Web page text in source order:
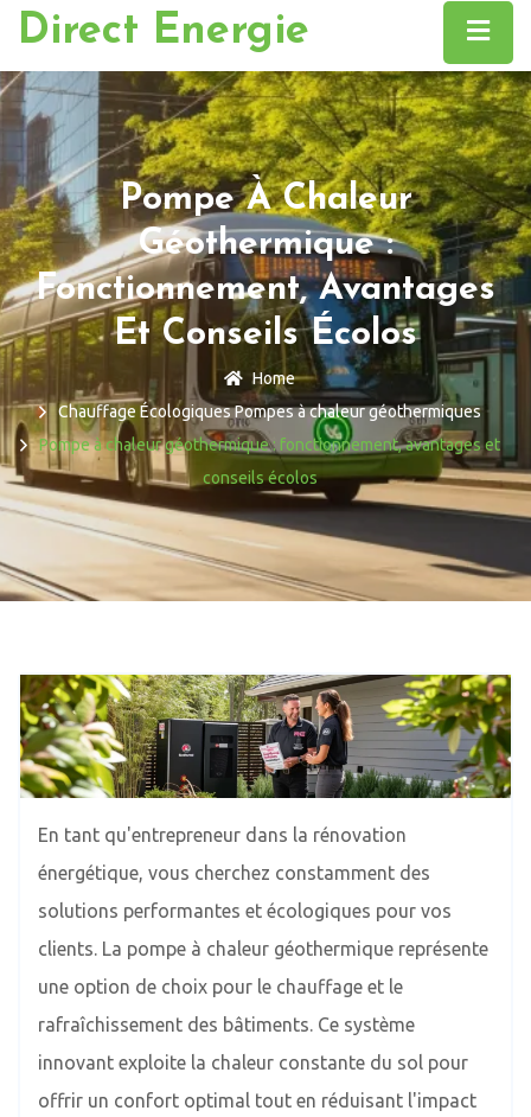
Direct Energie
Pompe À Chaleur
Géothermique :
Fonctionnement, Avantages
Et Conseils Écolos
Home
Chauffage ÉcologiquesPompes à chaleur géothermiques
Pompe à chaleur géothermique : fonctionnement, avantages et
conseils écolos
En tant qu'entrepreneur dans la rénovation
énergétique, vous cherchez constamment des
solutions performantes et écologiques pour vos
clients. La pompe à chaleur géothermique représente
une option de choix pour le chauffage et le
rafraîchissement des bâtiments. Ce système
innovant exploite la chaleur constante du sol pour
offrir un confort optimal tout en réduisant l'impact